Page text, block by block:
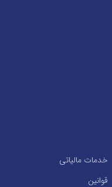
خدمات مالیاتی
قوانین